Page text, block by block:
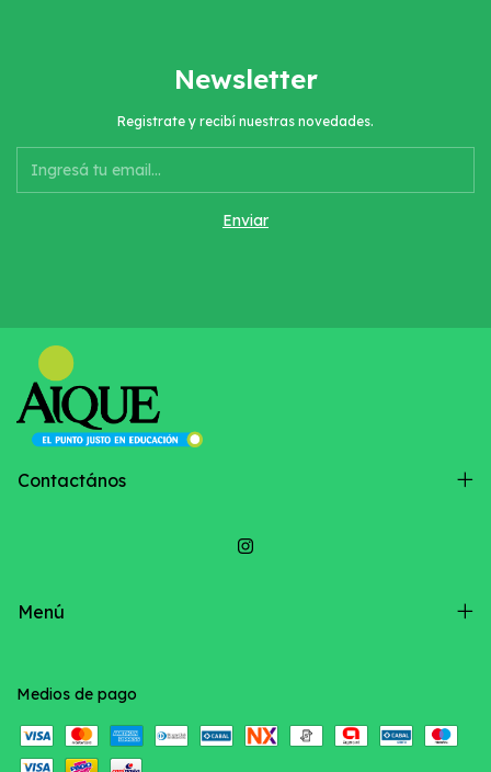
Newsletter
Registrate y recibí nuestras novedades.
Contactános
Menú
Medios de pago